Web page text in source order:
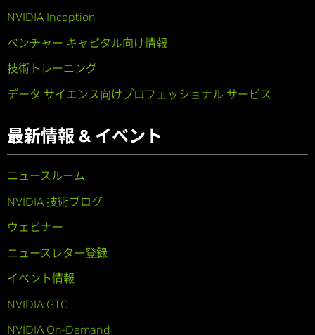
NVIDIA Inception
ベンチャー キャピタル向け情報
技術トレーニング
データ サイエンス向けプロフェッショナル サービス
最新情報 & イベント
ニュースルーム
NVIDIA 技術ブログ
ウェビナー
ニュースレター登録
イベント情報
NVIDIA GTC
NVIDIA On-Demand